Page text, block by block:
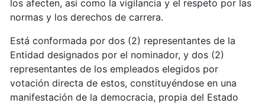
los afecten, así como la vigilancia y el respeto por las
normas y los derechos de carrera.
Está conformada por dos (2) representantes de la
Entidad designados por el nominador, y dos (2)
representantes de los empleados elegidos por
votación directa de estos, constituyéndose en una
manifestación de la democracia, propia del Estado